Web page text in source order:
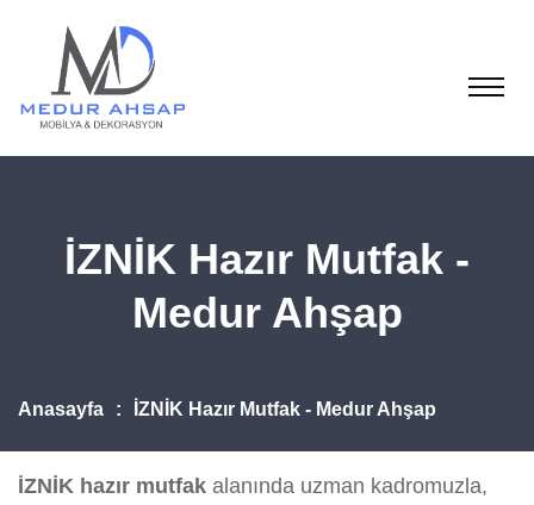
İZNİK Hazır Mutfak -
Medur Ahşap
Anasayfa İZNİK Hazır Mutfak - Medur Ahşap
İZNİK hazır mutfak alanında uzman kadromuzla,